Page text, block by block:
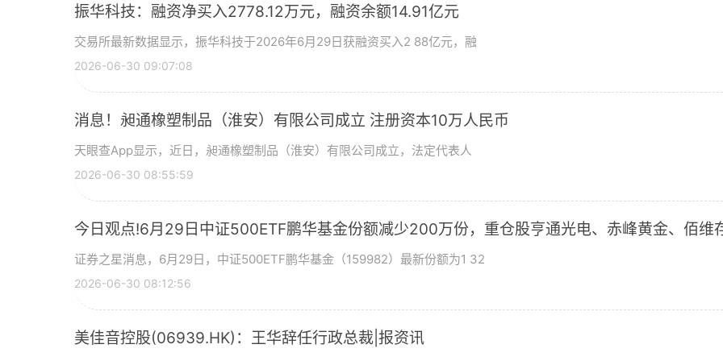
振华科技：融资净买入2778.12万元，融资余额14.91亿元
交易所最新数据显示，振华科技于2026年6月29日获融资买入2 88亿元，融
2026-06-30 09:07:08
消息！昶通橡塑制品（淮安）有限公司成立 注册资本10万人民币
天眼查App显示，近日，昶通橡塑制品（淮安）有限公司成立，法定代表人
2026-06-30 08:55:59
今日观点!6月29日中证500ETF鹏华基金份额减少200万份，重仓股亨通光电、赤峰黄金、佰维
证券之星消息，6月29日，中证500ETF鹏华基金（159982）最新份额为1 32
2026-06-30 08:12:56
美佳音控股(06939.HK)：王华辞任行政总裁|报资讯